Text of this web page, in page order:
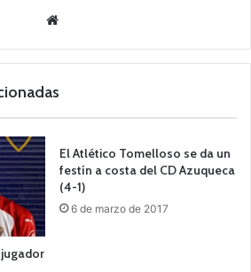
we
El Atlético Tomelloso se da un
festín a costa del CD Azuqueca
(4-1)
6 de marzo de 2017